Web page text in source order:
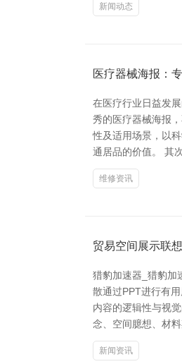
新闻动态
医疗器械海报：
在医疗行业日益发
秀的医疗器械海报
性及适用场景，以
通居品的价值。 其
维修资讯
贸易空间展示联
猎豹加速器_猎豹加
散通过PPT进行有
内容的逻辑性与视
念、空间臆想、材
新闻资讯